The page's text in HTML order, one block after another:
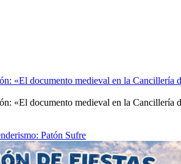
«El documento medieval en la Cancillería
«El documento medieval en la Cancillería
Patón Sufre